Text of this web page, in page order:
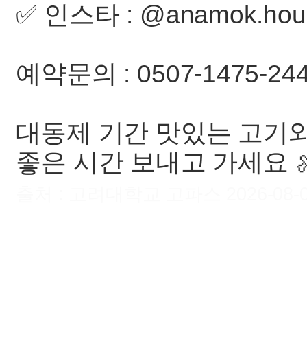
✅ 인스타 :
예약문의 : 0507-1475-
대동제 기간 맛있는 고기
좋은 시간 보내고 가세요